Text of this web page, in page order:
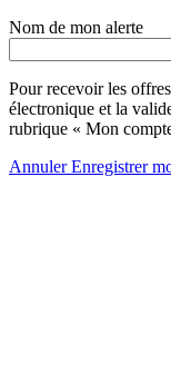
Nom de mon alerte
Pour recevoir les
électronique et la
rubrique « Mon
AnnulerEnregistrer